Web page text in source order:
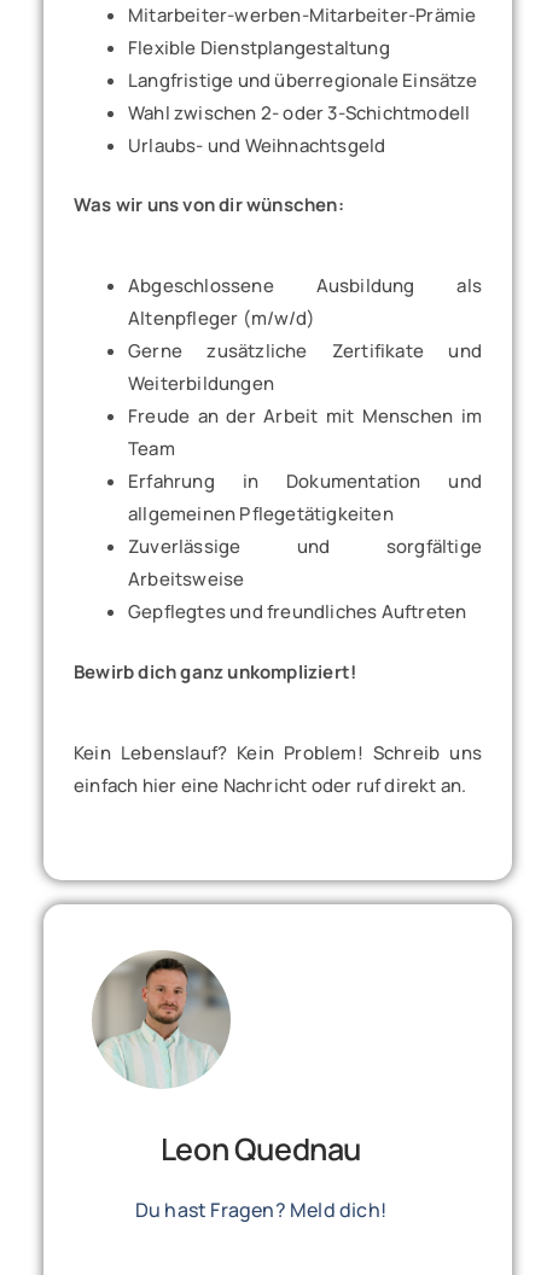
Mitarbeiter-werben-Mitarbeiter-Prämie
Flexible Dienstplangestaltung
Langfristige und überregionale Einsätze
Wahl zwischen 2- oder 3-Schichtmodell
Urlaubs- und Weihnachtsgeld
Was wir uns von dir wünschen:
Abgeschlossene Ausbildung als
Altenpfleger (m/w/d)
Gerne zusätzliche Zertifikate und
Weiterbildungen
Freude an der Arbeit mit Menschen im
Team
Erfahrung in Dokumentation und
allgemeinen Pflegetätigkeiten
Zuverlässige und sorgfältige
Arbeitsweise
Gepflegtes und freundliches Auftreten
Bewirb dich ganz unkompliziert!
Kein Lebenslauf? Kein Problem! Schreib uns
einfach hier eine Nachricht oder ruf direkt an.
Leon Quednau
Du hast Fragen? Meld dich!